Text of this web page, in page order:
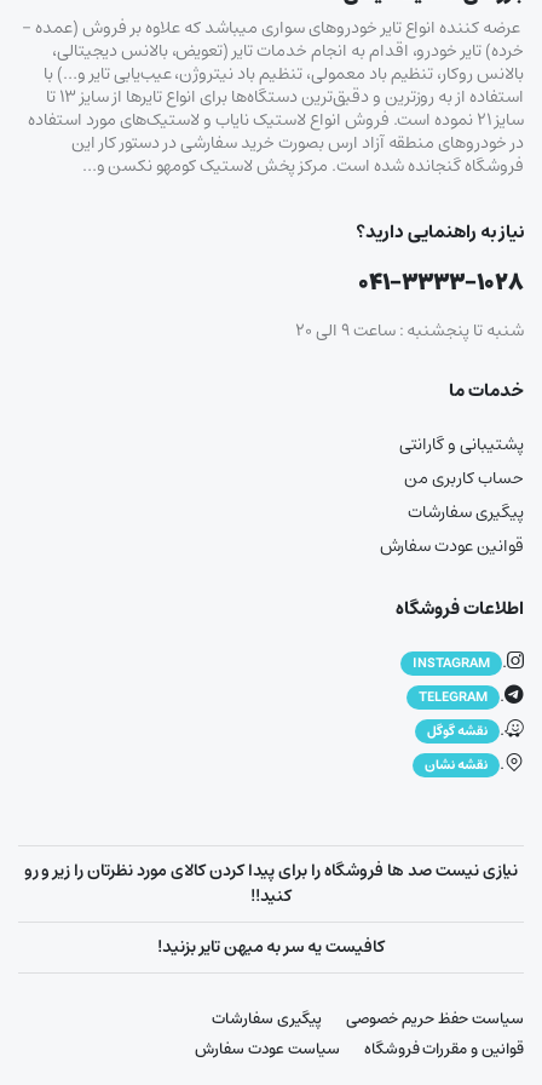
عرضه کننده انواع تایر خودروهای سواری میباشد که علاوه بر فروش (عمده –
خرده‌) تایر خودرو، اقدام به انجام خدمات تایر (تعویض، بالانس دیجیتالی،
بالانس روکار، تنظیم باد معمولی، تنظیم باد نیتروژن، عیب‌یابی تایر و…) با
استفاده از به روزترین و دقیق‌ترین دستگاه‌ها برای انواع تایرها از سایز ۱۳ تا
سایز ۲۱ نموده است. فروش انواع لاستیک‌ نایاب و لاستیک‌های مورد استفاده
در خودروهای منطقه آزاد ارس بصورت خرید سفارشی در دستور کار این
فروشگاه گنجانده شده است. مرکز پخش لاستیک کومهو نکسن و…
نیاز به راهنمایی دارید؟
۰۴۱-۳۳۳۳-۱۰۲۸
شنبه تا پنجشنبه : ساعت ۹ الی ۲۰
خدمات ما
پشتیبانی و گارانتی
حساب کاربری من
پیگیری سفارشات
قوانین عودت سفارش
اطلاعات فروشگاه
.
INSTAGRAM
.
TELEGRAM
. نقشه گوگل
. نقشه نشان
نیازی نیست صد ها فروشگاه را برای پیدا کردن کالای مورد نظرتان را زیر و رو
کنید!!
کافیست یه سر به میهن تایر بزنید!
سیاست حفظ حریم خصوصی
پیگیری سفارشات
قوانین و مقررات فروشگاه
سیاست عودت سفارش